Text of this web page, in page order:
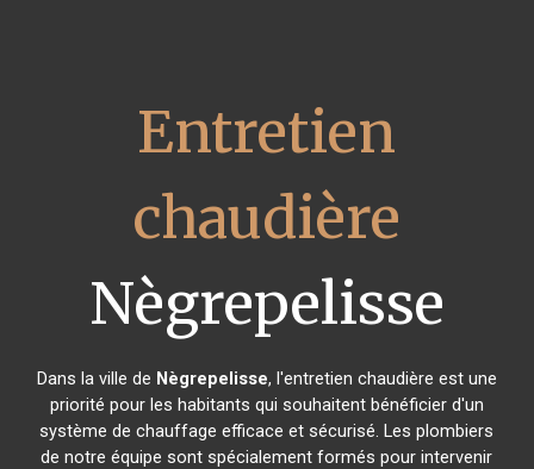
Entretien
chaudière
Nègrepelisse
Dans la ville de Nègrepelisse, l'entretien chaudière est une
priorité pour les habitants qui souhaitent bénéficier d'un
système de chauffage efficace et sécurisé. Les plombiers
de notre équipe sont spécialement formés pour intervenir